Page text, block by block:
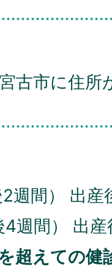
古市に住所
週間） 出
4週間） 出
超えての